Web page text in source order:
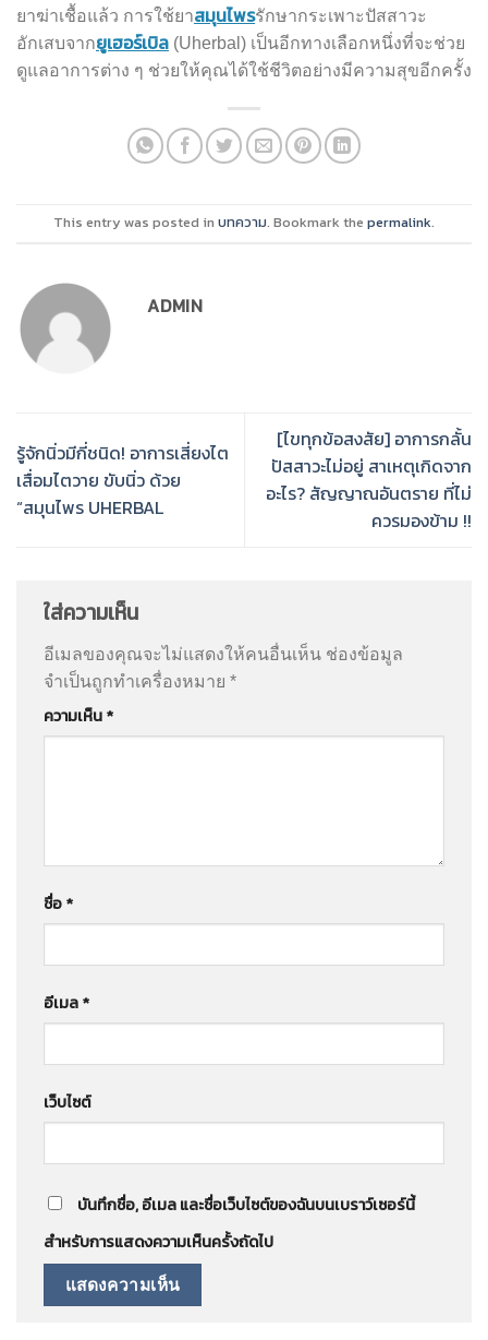
ยาฆ่าเชื้อแล้ว การใช้ยาสมุนไพรรักษากระเพาะปัสสาวะ
อักเสบจากยูเฮอร์เบิล (Uherbal) เป็นอีกทางเลือกหนึ่งที่จะช่วย
ดูแลอาการต่าง ๆ ช่วยให้คุณได้ใช้ชีวิตอย่างมีความสุขอีกครั้ง
This entry was posted in บทความ. Bookmark the permalink.
ADMIN
รู้จักนิ่วมีกี่ชนิด! อาการเสี่ยงไต
เสื่อมไตวาย ขับนิ่ว ด้วย
“สมุนไพร UHERBAL
[ไขทุกข้อสงสัย] อาการกลั้น
ปัสสาวะไม่อยู่ สาเหตุเกิดจาก
อะไร? สัญญาณอันตราย ที่ไม่
ควรมองข้าม !!
ใส่ความเห็น
อีเมลของคุณจะไม่แสดงให้คนอื่นเห็น ช่องข้อมูล
จำเป็นถูกทำเครื่องหมาย *
ความเห็น*
ชื่อ*
อีเมล*
เว็บไซต์
บันทึกชื่อ, อีเมล และชื่อเว็บไซต์ของฉันบนเบราว์เซอร์นี้
สำหรับการแสดงความเห็นครั้งถัดไป